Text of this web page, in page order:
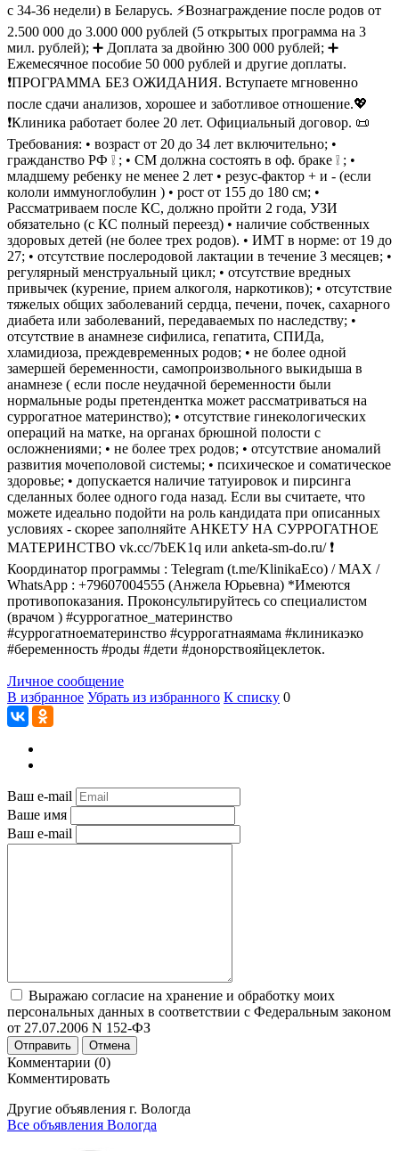
с 34-36 недели) в Беларусь. ⚡Вознаграждение после родов от
2.500 000 до 3.000 000 рублей (5 открытых программа на 3
мил. рублей); ➕ Доплата за двойню 300 000 рублей; ➕
Ежемесячное пособие 50 000 рублей и другие доплаты.
❗ПРОГРАММА БЕЗ ОЖИДАНИЯ. Вступаете мгновенно
после сдачи анализов, хорошее и заботливое отношение.💖
❗Клиника работает более 20 лет. Официальный договор. 📜
Требования: • возраст от 20 до 34 лет включительно; •
гражданство РФ ❕ ; • СМ должна состоять в оф. браке ❕ ; •
младшему ребенку не менее 2 лет • резус-фактор + и - (если
кололи иммуноглобулин ) • рост от 155 до 180 см; •
Рассматриваем после КС, должно пройти 2 года, УЗИ
обязательно (с КС полный переезд) • наличие собственных
здоровых детей (не более трех родов). • ИМТ в норме: от 19 до
27; • отсутствие послеродовой лактации в течение 3 месяцев; •
регулярный менструальный цикл; • отсутствие вредных
привычек (курение, прием алкоголя, наркотиков); • отсутствие
тяжелых общих заболеваний сердца, печени, почек, сахарного
диабета или заболеваний, передаваемых по наследству; •
отсутствие в анамнезе сифилиса, гепатита, СПИДа,
хламидиоза, преждевременных родов; • не более одной
замершей беременности, самопроизвольного выкидыша в
анамнезе ( если после неудачной беременности были
нормальные роды претендентка может рассматриваться на
суррогатное материнство); • отсутствие гинекологических
операций на матке, на органах брюшной полости с
осложнениями; • не более трех родов; • отсутствие аномалий
развития мочеполовой системы; • психическое и соматическое
здоровье; • допускается наличие татуировок и пирсинга
сделанных более одного года назад. Если вы считаете, что
можете идеально подойти на роль кандидата при описанных
условиях - скорее заполняйте АНКЕТУ НА СУРРОГАТНОЕ
МАТЕРИНСТВО vk.cc/7bEK1q или anketa-sm-do.ru/ ❗
Координатор программы : Telegram (t.me/KlinikaEco) / MAX /
WhatsApp : +79607004555 (Анжела Юрьевна) *Имеются
противопоказания. Проконсультируйтесь со специалистом
(врачом ) #суррогатное_материнство
#суррогатноематеринство #суррогатнаямама #клиникаэко
#беременность #роды #дети #донорствояйцеклеток.
Личное сообщение
В избранное Убрать из избранного К списку 0
Ваш e-mail
Ваше имя
Ваш e-mail
Выражаю согласие на хранение и обработку моих
персональных данных в соответствии с Федеральным законом
от 27.07.2006 N 152-ФЗ
Отправить Отмена
Комментарии (0)
Комментировать
Другие объявления г. Вологда
Все объявления Вологда